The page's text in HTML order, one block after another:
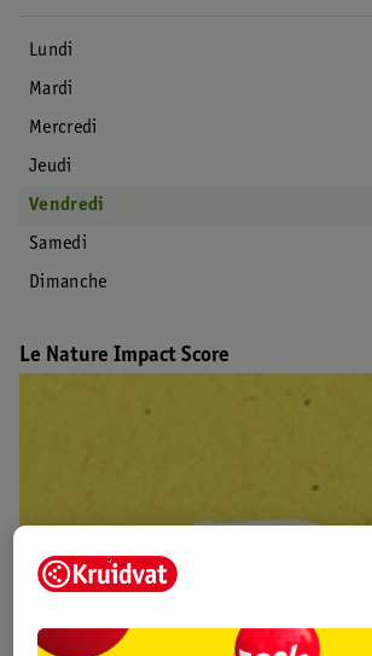
Lundi
Mardi
Mercredi
Jeudi
Vendredi
Samedi
Dimanche
Le Nature Impact Score